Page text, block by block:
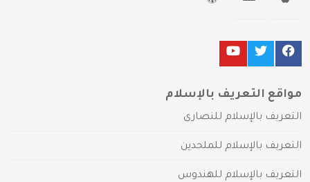
مواقع التعريف بالإسلام
التعريف بالإسلام للنصارى
التعريف بالإسلام للملحدين
التعريف بالإسلام للهندوس